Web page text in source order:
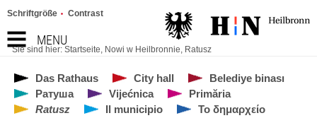
MENU
Schriftgröße Contrast
Sie sind hier: Startseite, Nowi w Heilbronnie, Ratusz
Das Rathaus City hall
Belediye binası
Ратуша
Vijećnica
Primăria
Ratusz
Il municipio
Το δημαρχείο